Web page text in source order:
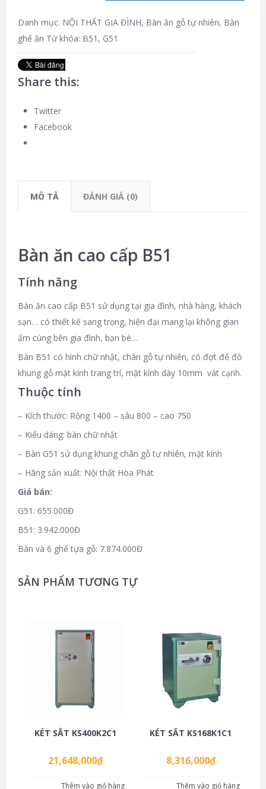
Danh mục: NỘI THẤT GIA ĐÌNH, Bàn ăn gỗ tự nhiên, Bàn
ghế ăn Từ khóa: B51 , G51
Share this:
Twitter
Facebook
MÔ TẢ ĐÁNH GIÁ (0)
Bàn ăn cao cấp B51
Tính năng
Bàn ăn cao cấp B51 sử dụng tại gia đình, nhà hàng, khách
sạn… có thiết kế sang trọng, hiện đại mang lại không gian
ấm cúng bên gia đình, bạn bè…
Bàn B51 có hình chữ nhật, chân gỗ tự nhiên, có đợt để đồ
khung gỗ mặt kính trang trí, mặt kính dày 10mm vát cạnh.
Thuộc tính
– Kích thước: Rộng 1400 – sâu 800 – cao 750
– Kiểu dáng: bàn chữ nhật
– Bàn G51 sử dụng khung chân gỗ tự nhiên, mặt kính
– Hãng sản xuất: Nội thất Hòa Phát
Giá bán:
G51: 655.000Đ
B51: 3.942.000Đ
Bàn và 6 ghế tựa gỗ: 7.874.000Đ
SẢN PHẨM TƯƠNG TỰ
KÉT SẮT KS400K2C1
21,648,000₫
Thêm vào giỏ hàng
KÉT SẮT KS168K1C1
8,316,000₫
Thêm vào giỏ hàng